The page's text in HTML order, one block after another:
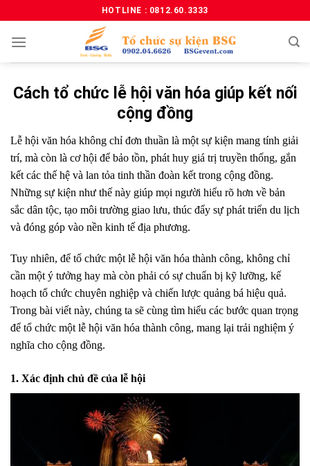
HOTLINE : 0812.60.3333
Cách tổ chức lễ hội văn hóa giúp kết nối
cộng đồng
Lễ hội văn hóa không chỉ đơn thuần là một sự kiện mang tính giải
trí, mà còn là cơ hội để bảo tồn, phát huy giá trị truyền thống, gắn
kết các thế hệ và lan tỏa tinh thần đoàn kết trong cộng đồng.
Những sự kiện như thế này giúp mọi người hiểu rõ hơn về bản
sắc dân tộc, tạo môi trường giao lưu, thúc đẩy sự phát triển du lịch
và đóng góp vào nền kinh tế địa phương.
Tuy nhiên, để tổ chức một lễ hội văn hóa thành công, không chỉ
cần một ý tưởng hay mà còn phải có sự chuẩn bị kỹ lưỡng, kế
hoạch tổ chức chuyên nghiệp và chiến lược quảng bá hiệu quả.
Trong bài viết này, chúng ta sẽ cùng tìm hiểu các bước quan trọng
để tổ chức một lễ hội văn hóa thành công, mang lại trải nghiệm ý
nghĩa cho cộng đồng.
1. Xác định chủ đề của lễ hội